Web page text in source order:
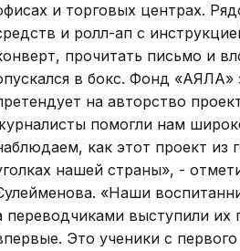
и торговых центрах.
и ролл-ап с
прочитать письмо и
в бокс. Фонд «АЯЛА»
на авторство
помогли нам
как этот проект из
нашей страны», -
«Наши
переводчиками выступили их
Это ученики с